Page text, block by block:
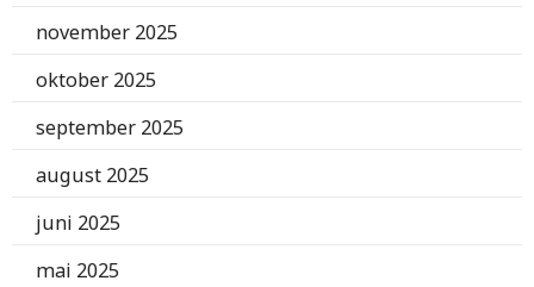
november 2025
oktober 2025
september 2025
august 2025
juni 2025
mai 2025